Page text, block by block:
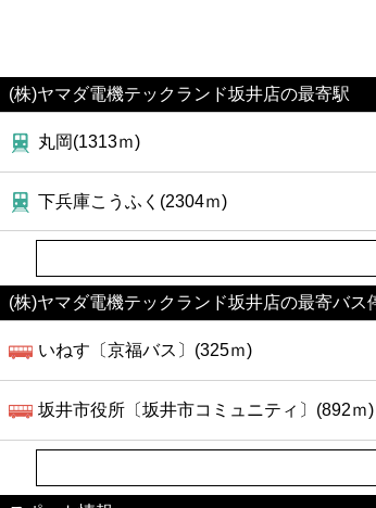
(株)ヤマダ電機テックランド坂井店の最寄駅
丸岡(1313ｍ)
下兵庫こうふく(2304ｍ)
(株)ヤマダ電機テックランド坂井店の最寄バス
いねす〔京福バス〕(325ｍ)
坂井市役所〔坂井市コミュニティ〕(892ｍ)